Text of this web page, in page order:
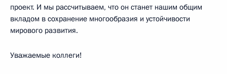
проект. И мы рассчитываем, что он станет нашим общим
вкладом в сохранение многообразия и устойчивости
мирового развития.
Уважаемые коллеги!